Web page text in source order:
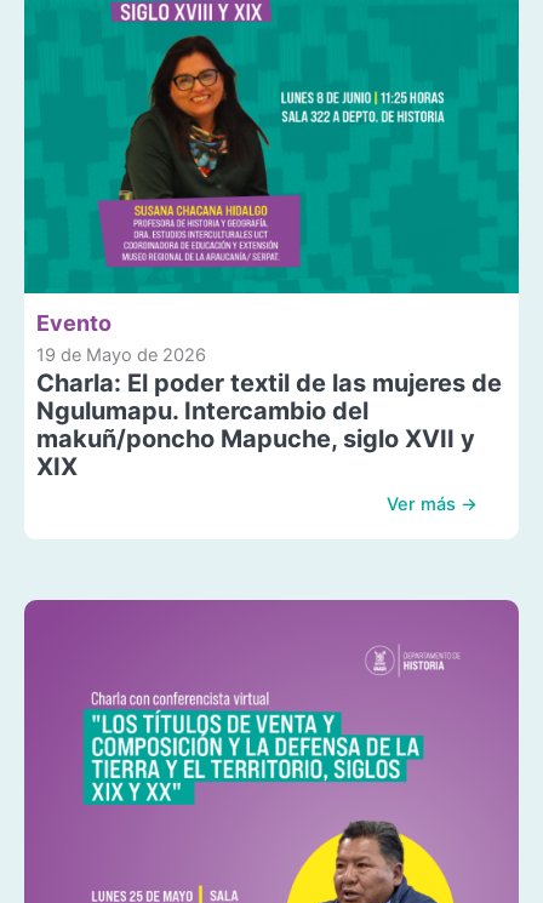
Evento
19 de Mayo de 2026
Charla: El poder textil de las mujeres de
Ngulumapu. Intercambio del
makuñ/poncho Mapuche, siglo XVII y
XIX
Ver más →